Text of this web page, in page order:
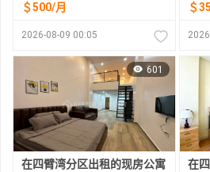
＄500/月
2026-08-09 00:05
＄
601
在四臂湾分区出租的现房公寓 在